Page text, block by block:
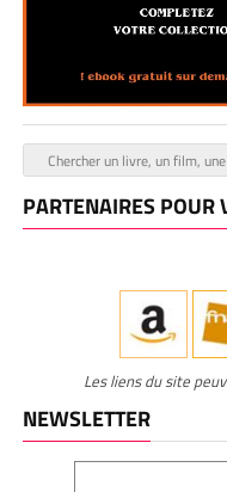
PARTENAIRES POUR
Les liens du site
NEWSLETTER